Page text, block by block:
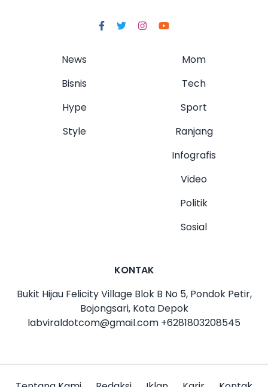
News
Bisnis
Hype
Style
Mom
Tech
Sport
Ranjang
Infografis
Video
Politik
Sosial
KONTAK
Bukit Hijau Felicity Village Blok B No 5, Pondok Petir,
Bojongsari, Kota Depok
labviraldotcom@gmail.com +6281803208545